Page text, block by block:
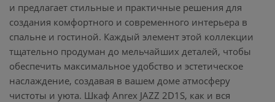
и предлагает стильные и практичные решения для
создания комфортного и современного интерьера в
спальне и гостиной. Каждый элемент этой коллекции
тщательно продуман до мельчайших деталей, чтобы
обеспечить максимальное удобство и эстетическое
наслаждение, создавая в вашем доме атмосферу
чистоты и уюта. Шкаф Anrex JAZZ 2D1S, как и вся